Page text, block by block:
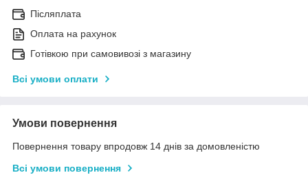
Післяплата
Оплата на рахунок
Готівкою при самовивозі з магазину
Всі умови оплати
Умови повернення
Повернення товару впродовж 14 днів за домовленістю
Всі умови повернення